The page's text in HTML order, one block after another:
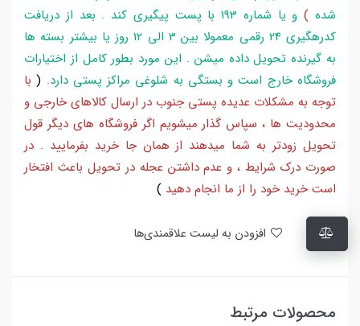
شده )
و یا شماره 193 با پست پیگیری کند . بعد از دریافت
کدرهگیری 24 رقمی معمولا بین 3 الی 12 روز یا بیشتر بسته ها
به گیرنده تحویل داده میشن . این مورد بطور کامل از اختیارات
فروشگاه خارج است و بستگی به شلوغی مراکز پستی دارد.
(با
توجه به مشکلات عدیده پستی جنوب در ارسال کالاهای خارجی و
محدودیت ها ، سپاس گذار میشویم اگر فروشگاه های دیگر قول
تحویل زودتر به شما میدهند از همان جا خرید بفرمایید . در
صورت درک شرایط ، و عدم داشتن عجله در تحویل باعث افتخار
است خرید خود را از ما انجام دهید )
محصولات مرتبط